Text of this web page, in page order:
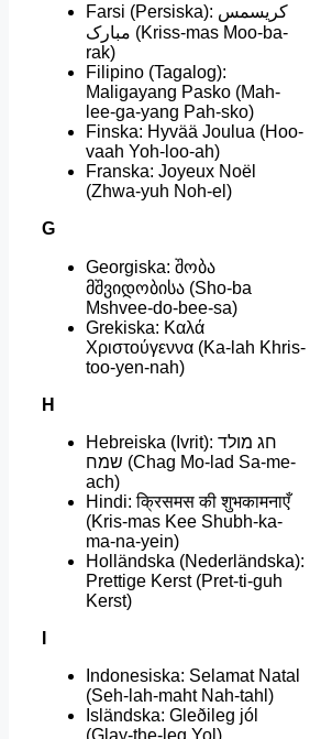
Farsi (Persiska): کریسمس
مبارک (Kriss-mas Moo-ba-
rak)
Filipino (Tagalog):
Maligayang Pasko (Mah-
lee-ga-yang Pah-sko)
Finska: Hyvää Joulua (Hoo-
vaah Yoh-loo-ah)
Franska: Joyeux Noël
(Zhwa-yuh Noh-el)
G
Georgiska: შობა
მშვიდობისა (Sho-ba
Mshvee-do-bee-sa)
Grekiska: Καλά
Χριστούγεννα (Ka-lah Khris-
too-yen-nah)
H
Hebreiska (Ivrit): חג מולד
שמח (Chag Mo-lad Sa-me-
ach)
Hindi: क्रिसमस की शुभकामनाएँ
(Kris-mas Kee Shubh-ka-
ma-na-yein)
Holländska (Nederländska):
Prettige Kerst (Pret-ti-guh
Kerst)
Indonesiska: Selamat Natal
(Seh-lah-maht Nah-tahl)
Isländska: Gleðileg jól
(Glay-the-leg Yol)